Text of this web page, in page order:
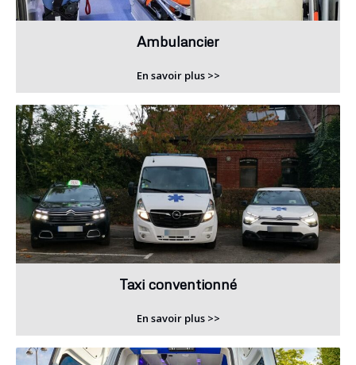
Ambulancier
En savoir plus >>
Taxi conventionné
En savoir plus >>